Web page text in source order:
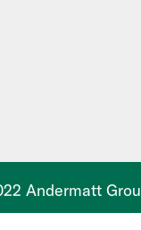
Andermatt